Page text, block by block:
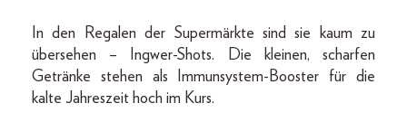
In den Regalen der Supermärkte sind sie kaum zu
übersehen – Ingwer-Shots. Die kleinen, scharfen
Getränke stehen als Immunsystem-Booster für die
kalte Jahreszeit hoch im Kurs.